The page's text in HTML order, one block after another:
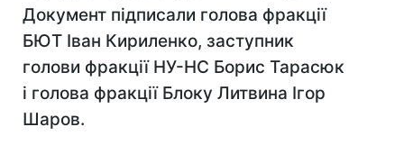
Документ підписали голова фракції
БЮТ Іван Кириленко, заступник
голови фракції НУ-НС Борис Тарасюк
і голова фракції Блоку Литвина Ігор
Шаров.